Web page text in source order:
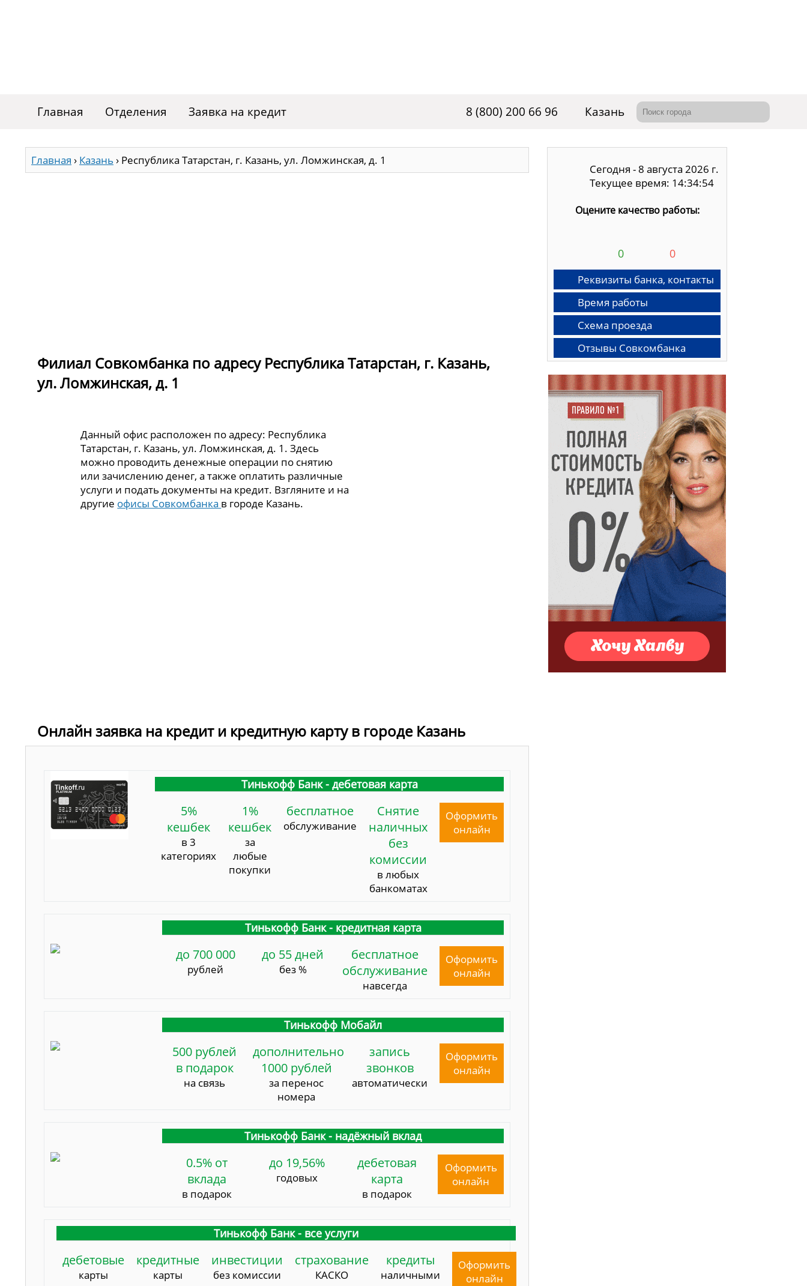
Главная Отделения Заявка на кредит 8 (800) 200 66 96 Казань
Главная › Казань › Республика Татарстан, г. Казань, ул. Ломжинская, д. 1
Филиал Совкомбанка по адресу Республика Татарстан, г. Казань,
ул. Ломжинская, д. 1
Данный офис расположен по адресу: Республика
Татарстан, г. Казань, ул. Ломжинская, д. 1. Здесь
можно проводить денежные операции по снятию
или зачислению денег, а также оплатить различные
услуги и подать документы на кредит. Взгляните и на
другие офисы Совкомбанка в городе Казань.
Онлайн заявка на кредит и кредитную карту в городе Казань
Тинькофф Банк - дебетовая карта
5%
кешбек
в 3
категориях
1%
кешбек
за
любые
покупки
бесплатное
обслуживание
Снятие
наличных
без
комиссии
в любых
банкоматах
Оформить
онлайн
Тинькофф Банк - кредитная карта
до 700 000
рублей
до 55 дней
без %
бесплатное
обслуживание
навсегда
Оформить
онлайн
Тинькофф Мобайл
500 рублей
в подарок
на связь
дополнительно
1000 рублей
за перенос
номера
запись
звонков
автоматически
Оформить
онлайн
Тинькофф Банк - надёжный вклад
0.5% от
вклада
в подарок
до 19,56%
годовых
дебетовая
карта
в подарок
Оформить
онлайн
Тинькофф Банк - все услуги
дебетовые
карты
кредитные
карты
инвестиции
без комиссии
страхование
КАСКО
кредиты
наличными
Оформить
онлайн
Сегодня - 8 августа 2026 г.
Текущее время: 14:34:55
Оцените качество работы:
0 0
Реквизиты банка, контакты
Время работы
Схема проезда
Отзывы Совкомбанка